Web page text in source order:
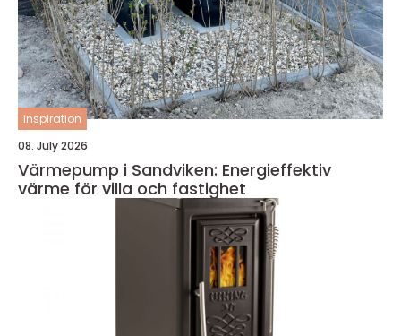
inspiration
08. July 2026
Värmepump i Sandviken: Energieffektiv
värme för villa och fastighet